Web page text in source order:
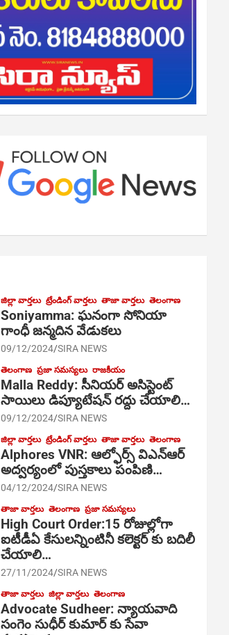
జిల్లా వార్తలు ట్రేండింగ్ వార్తలు తాజా వార్తలు తెలంగాణ
Soniyamma: ఘ‌నంగా సోనియా
గాంధీ జ‌న్మ‌దిన వేడుక‌లు
09/12/2024 SIRA NEWS
తెలంగాణ ప్రజా సమస్యలు రాజకీయం
Malla Reddy: సీనియర్ అసిస్టెంట్
సాయిలు డిప్యూటేషన్ రద్దు చేయాలి…
09/12/2024 SIRA NEWS
జిల్లా వార్తలు ట్రేండింగ్ వార్తలు తాజా వార్తలు తెలంగాణ
Alphores VNR: ఆల్ఫోర్స్ విఎన్ఆర్
అద్వర్యంలో పుస్తకాలు పంపిణి…
04/12/2024 SIRA NEWS
తాజా వార్తలు తెలంగాణ ప్రజా సమస్యలు
High Court Order:15 రోజుల్లోగా
ఐటీడీఏ కేసులన్నింటినీ కలెక్టర్ కు బదిలీ
చేయాలి…
27/11/2024 SIRA NEWS
తాజా వార్తలు జిల్లా వార్తలు తెలంగాణ
Advocate Sudheer: న్యాయవాది
సంగెం సుధీర్ కుమార్ కు సేవా